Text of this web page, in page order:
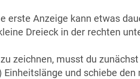
erste Anzeige kann etwas
Dreieck in der rechten
zeichnen, musst du
und schiebe